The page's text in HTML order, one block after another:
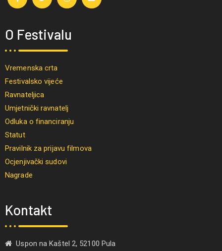
O Festivalu
Vremenska crta
Festivalsko vijeće
Ravnateljica
Umjetnički ravnatelj
Odluka o financiranju
Statut
Pravilnik za prijavu filmova
Ocjenjivački sudovi
Nagrade
Kontakt
Uspon na Kaštel 2, 52100 Pula